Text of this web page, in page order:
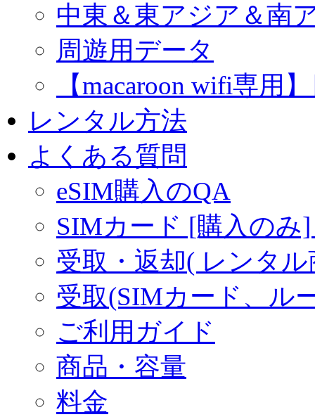
中東＆東アジア＆南
周遊用データ
【macaroon wifi専用
レンタル方法
よくある質問
eSIM購入のQA
SIMカード [購入のみ
受取・返却( レンタ
受取(SIMカード、ル
ご利用ガイド
商品・容量
料金